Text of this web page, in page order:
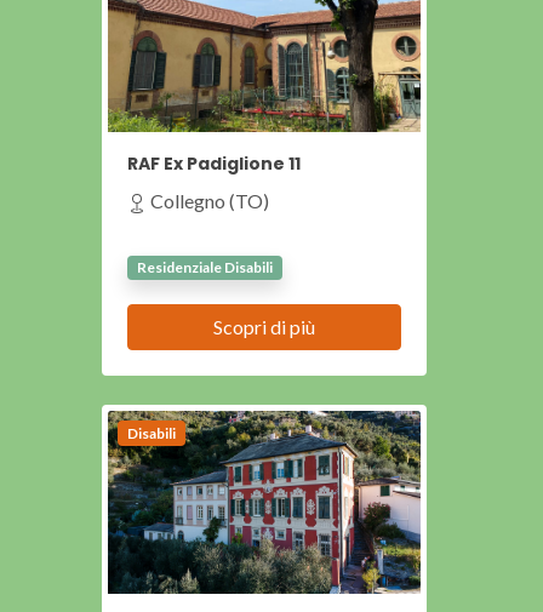
RAF Ex Padiglione 11
Collegno (TO)
Residenziale Disabili
Scopri di più
Disabili